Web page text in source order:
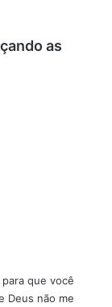
as
que você
Deus não me